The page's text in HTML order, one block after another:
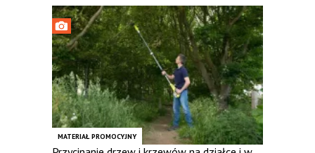
MATERIAŁ PROMOCYJNY